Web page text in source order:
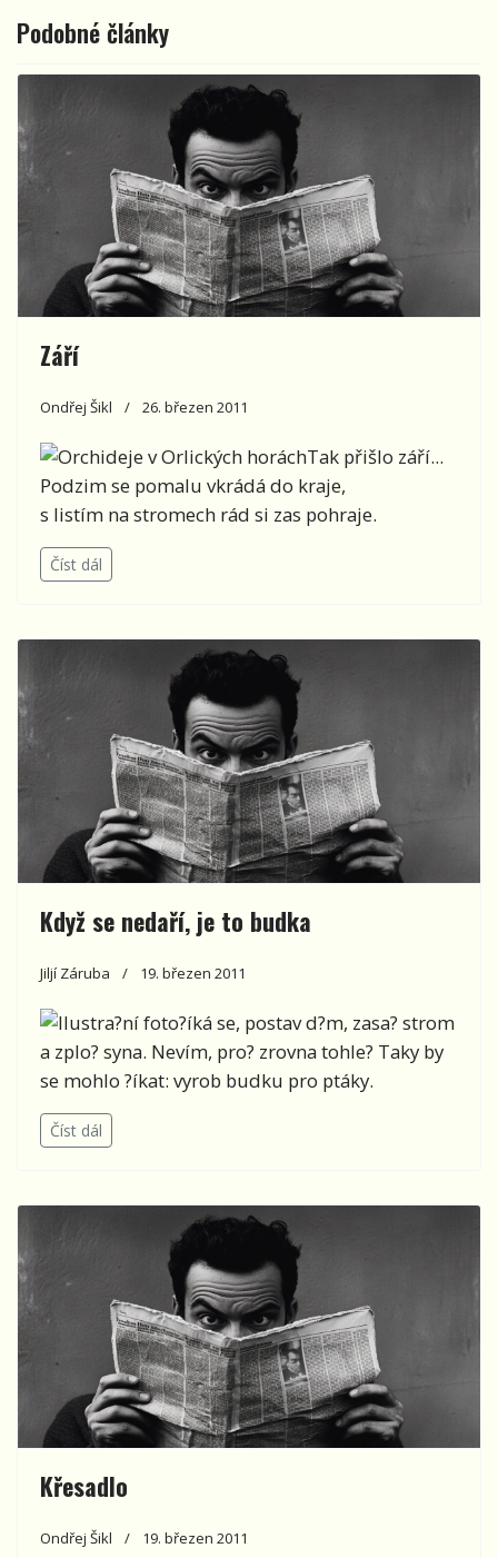
Podobné články
Září
Ondřej Šikl 26. březen 2011
Tak přišlo září...
Podzim se pomalu vkrádá do kraje,
s listím na stromech rád si zas pohraje.
Číst dál
Když se nedaří, je to budka
Jiljí Záruba 19. březen 2011
?íká se, postav d?m, zasa? strom
a zplo? syna. Nevím, pro? zrovna tohle? Taky by
se mohlo ?íkat: vyrob budku pro ptáky.
Číst dál
Křesadlo
Ondřej Šikl 19. březen 2011